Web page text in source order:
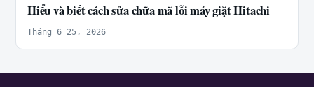
Hiểu và biết cách sửa chữa mã lỗi máy giặt Hitachi
Tháng 6 25, 2026